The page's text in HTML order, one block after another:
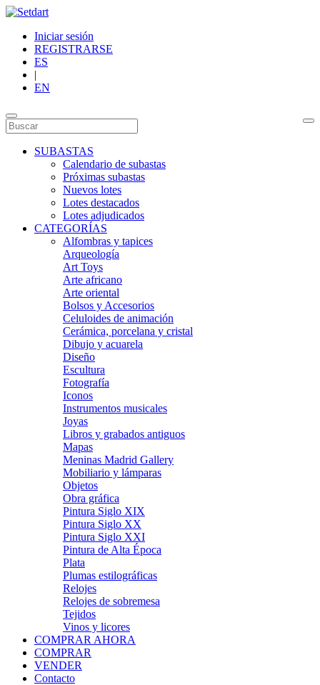
Iniciar sesión
REGISTRARSE
ES
|
EN
SUBASTAS
Calendario de subastas
Próximas subastas
Nuevos lotes
Lotes destacados
Lotes adjudicados
CATEGORÍAS
Alfombras y tapices
Arqueología
Art Toys
Arte africano
Arte oriental
Bolsos y Accesorios
Celuloides de animación
Cerámica, porcelana y cristal
Dibujo y acuarela
Diseño
Escultura
Fotografía
Iconos
Instrumentos musicales
Joyas
Libros y grabados antiguos
Mapas
Meninas Madrid Gallery
Mobiliario y lámparas
Objetos
Obra gráfica
Pintura Siglo XIX
Pintura Siglo XX
Pintura Siglo XXI
Pintura de Alta Época
Plata
Plumas estilográficas
Relojes
Relojes de sobremesa
Tejidos
Vinos y licores
COMPRAR AHORA
COMPRAR
VENDER
Contacto